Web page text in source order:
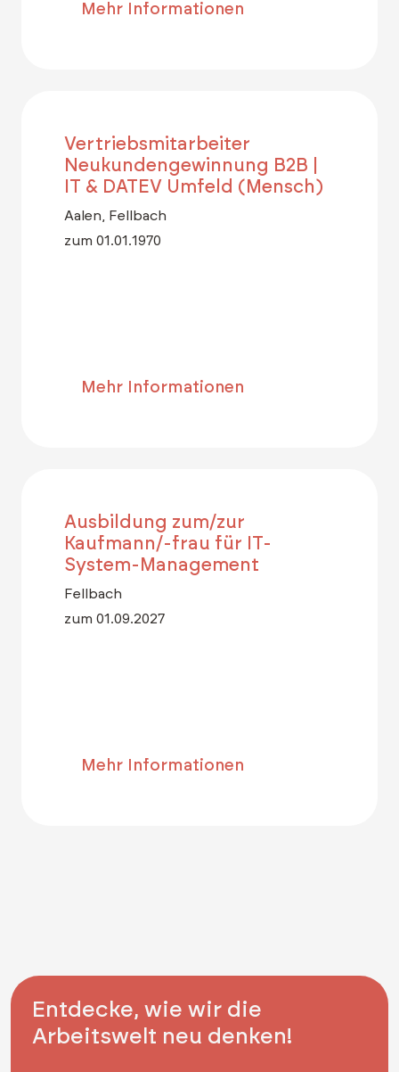
Mehr Informationen
Vertriebsmitarbeiter
Neukundengewinnung B2B |
IT & DATEV Umfeld (Mensch)
Aalen, Fellbach
zum 01.01.1970
Mehr Informationen
Ausbildung zum/zur
Kaufmann/-frau für IT-
System-Management
Fellbach
zum 01.09.2027
Mehr Informationen
Entdecke, wie wir die
Arbeitswelt neu denken!